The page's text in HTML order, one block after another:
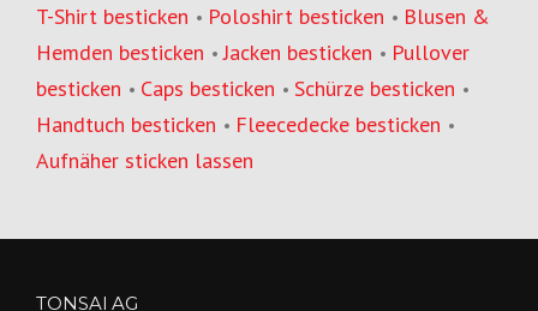
T-Shirt besticken • Poloshirt besticken • Blusen &
Hemden besticken •Jacken besticken • Pullover
besticken • Caps besticken • Schürze besticken •
Handtuch besticken • Fleecedecke besticken •
Aufnäher sticken lassen
TONSAI AG